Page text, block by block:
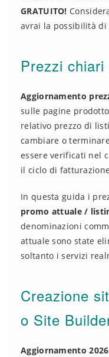
GRATUITO!
avrai la possibilità di
Prezzi
Aggiornamento
sulle pagine
relativo prezzo di
cambiare o
essere verificati nel
il ciclo di
In questa guida i
promo attuale /
denominazioni
attuale sono state
soltanto i servizi
Creazione
o Site
Aggiornamento